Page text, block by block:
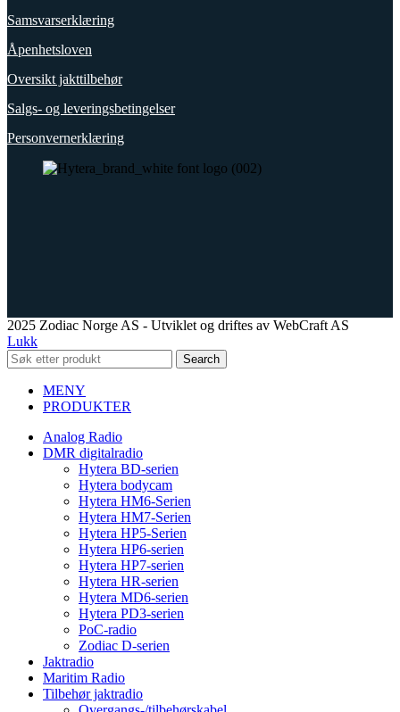
Samsvarserklæring
Åpenhetsloven
Oversikt jakttilbehør
Salgs- og leveringsbetingelser
Personvernerklæring
2025 Zodiac Norge AS - Utviklet og driftes av WebCraft AS
Lukk
Search
MENY
PRODUKTER
Analog Radio
DMR digitalradio
Hytera BD-serien
Hytera bodycam
Hytera HM6-Serien
Hytera HM7-Serien
Hytera HP5-Serien
Hytera HP6-serien
Hytera HP7-serien
Hytera HR-serien
Hytera MD6-serien
Hytera PD3-serien
PoC-radio
Zodiac D-serien
Jaktradio
Maritim Radio
Tilbehør jaktradio